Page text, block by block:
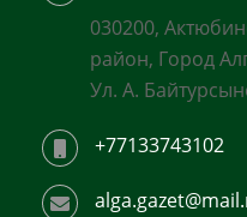
030200,
район, Город
Ул. А.
+77133743102